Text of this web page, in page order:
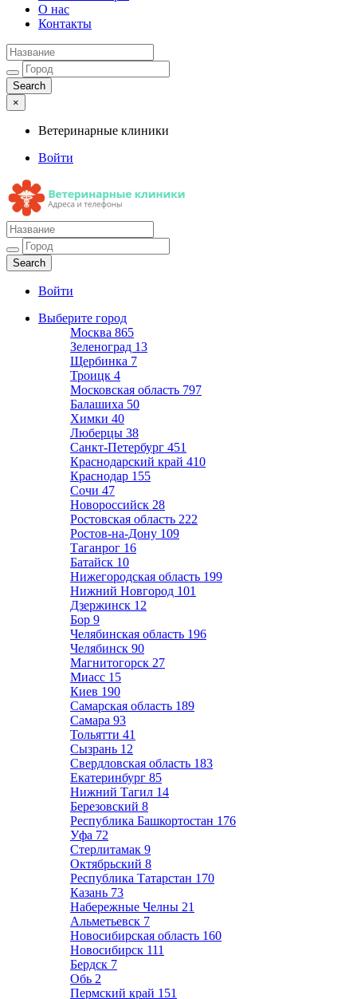
О нас
Контакты
×
Ветеринарные клиники
Войти
Ветеринарные клиники
Адреса и телефоны
Войти
Выберите город
Москва 865
Зеленоград 13
Щербинка 7
Троицк 4
Московская область 797
Балашиха 50
Химки 40
Люберцы 38
Санкт-Петербург 451
Краснодарский край 410
Краснодар 155
Сочи 47
Новороссийск 28
Ростовская область 222
Ростов-на-Дону 109
Таганрог 16
Батайск 10
Нижегородская область 199
Нижний Новгород 101
Дзержинск 12
Бор 9
Челябинская область 196
Челябинск 90
Магнитогорск 27
Миасс 15
Киев 190
Самарская область 189
Самара 93
Тольятти 41
Сызрань 12
Свердловская область 183
Екатеринбург 85
Нижний Тагил 14
Березовский 8
Республика Башкортостан 176
Уфа 72
Стерлитамак 9
Октябрьский 8
Республика Татарстан 170
Казань 73
Набережные Челны 21
Альметьевск 7
Новосибирская область 160
Новосибирск 111
Бердск 7
Обь 2
Пермский край 151